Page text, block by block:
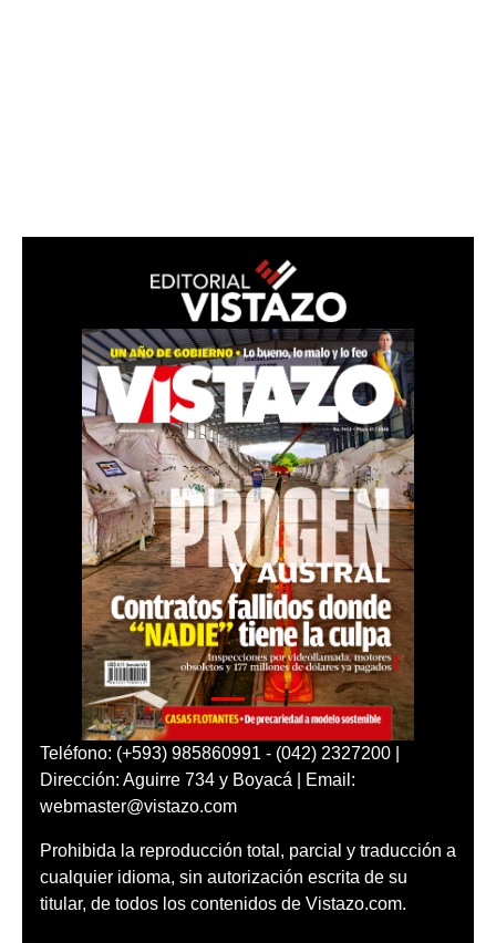
Teléfono: (+593) 985860991 - (042) 2327200 |
Dirección: Aguirre 734 y Boyacá | Email:
webmaster@vistazo.com
Prohibida la reproducción total, parcial y traducción a
cualquier idioma, sin autorización escrita de su
titular, de todos los contenidos de Vistazo.com.